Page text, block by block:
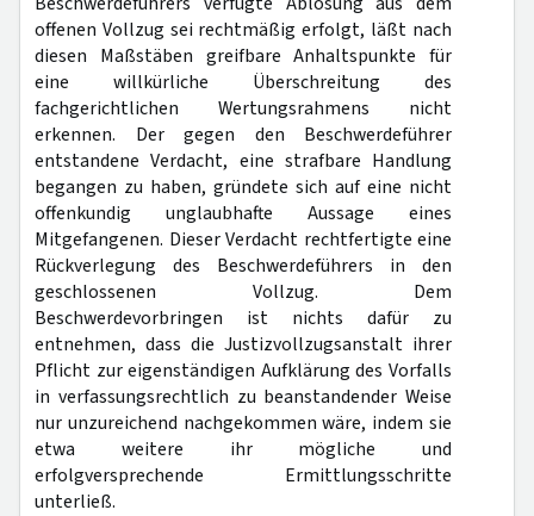
offenen Vollzug sei rechtmäßig erfolgt, läßt nach
diesen Maßstäben greifbare Anhaltspunkte für
eine willkürliche Überschreitung des
fachgerichtlichen Wertungsrahmens nicht
erkennen. Der gegen den Beschwerdeführer
entstandene Verdacht, eine strafbare Handlung
begangen zu haben, gründete sich auf eine nicht
offenkundig unglaubhafte Aussage eines
Mitgefangenen. Dieser Verdacht rechtfertigte eine
Rückverlegung des Beschwerdeführers in den
geschlossenen Vollzug. Dem
Beschwerdevorbringen ist nichts dafür zu
entnehmen, dass die Justizvollzugsanstalt ihrer
Pflicht zur eigenständigen Aufklärung des Vorfalls
in verfassungsrechtlich zu beanstandender Weise
nur unzureichend nachgekommen wäre, indem sie
etwa weitere ihr mögliche und
erfolgversprechende Ermittlungsschritte
unterließ.